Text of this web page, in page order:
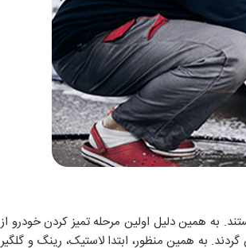
به همین دلیل اولین مرحله تمیز کردن خودرو از
به همین منظور، ابتدا لاستیک، رینگ و گلگیر